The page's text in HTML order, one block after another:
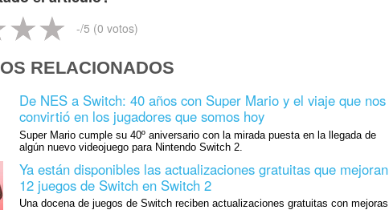
-/5 (0 votos)
RELACIONADOS
De NES a Switch: 40 años con Super Mario y el viaje que nos
convirtió en los jugadores que somos hoy
Super Mario cumple su 40º aniversario con la mirada puesta en la llegada de
algún nuevo videojuego para Nintendo Switch 2.
Ya están disponibles las actualizaciones gratuitas que mejoran
12 juegos de Switch en Switch 2
Una docena de juegos de Switch reciben actualizaciones gratuitas con mejoras